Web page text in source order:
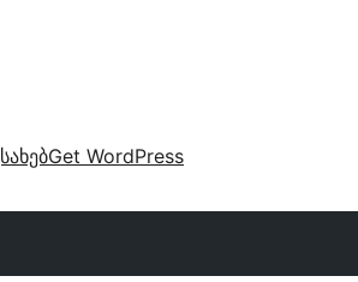
Get WordPress